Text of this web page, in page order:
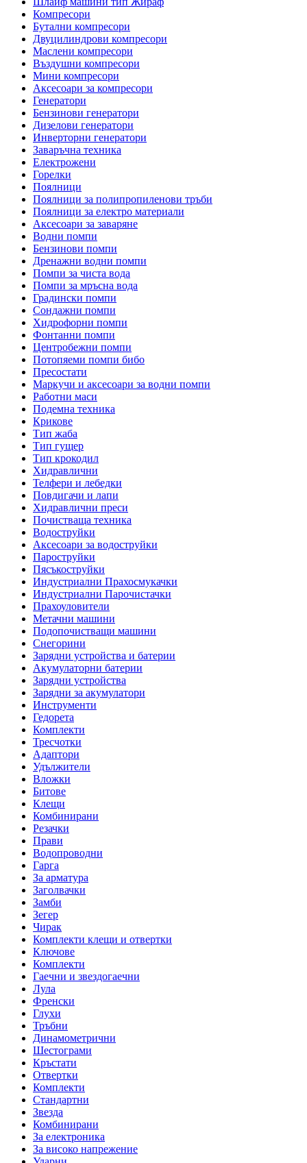
Компресори
Бутални компресори
Двуцилиндрови компресори
Маслени компресори
Въздушни компресори
Мини компресори
Аксесоари за компресори
Генератори
Бензинови генератори
Дизелови генератори
Инверторни генератори
Заваръчна техника
Електрожени
Горелки
Поялници
Поялници за полипропиленови тръби
Поялници за електро материали
Аксесоари за заваряне
Водни помпи
Бензинови помпи
Дренажни водни помпи
Помпи за чиста вода
Помпи за мръсна вода
Градински помпи
Сондажни помпи
Хидрофорни помпи
Фонтанни помпи
Центробежни помпи
Потопяеми помпи бибо
Пресостати
Маркучи и аксесоари за водни помпи
Работни маси
Подемна техника
Крикове
Тип жаба
Тип гущер
Тип крокодил
Хидравлични
Телфери и лебедки
Повдигачи и лапи
Хидравлични преси
Почистваща техника
Водоструйки
Аксесоари за водоструйки
Пароструйки
Пясъкоструйки
Индустриални Прахосмукачки
Индустриални Парочистачки
Прахоуловители
Метачни машини
Подопочистващи машини
Снегорини
Зарядни устройства и батерии
Акумулаторни батерии
Зарядни устройства
Зарядни за акумулатори
Инструменти
Гедорета
Комплекти
Тресчотки
Адаптори
Удължители
Вложки
Битове
Клещи
Комбинирани
Резачки
Прави
Водопроводни
Гарга
За арматура
Заголвачки
Замби
Зегер
Чирак
Комплекти клещи и отвертки
Ключове
Комплекти
Гаечни и звездогаечни
Лула
Френски
Глухи
Тръбни
Динамометрични
Шестограми
Кръстати
Отвертки
Комплекти
Стандартни
Звезда
Комбинирани
За електроника
За високо напрежение